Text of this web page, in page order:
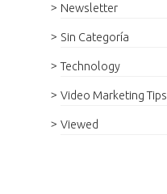
Newsletter
Sin Categoría
Technology
Video Marketing Tips
Viewed